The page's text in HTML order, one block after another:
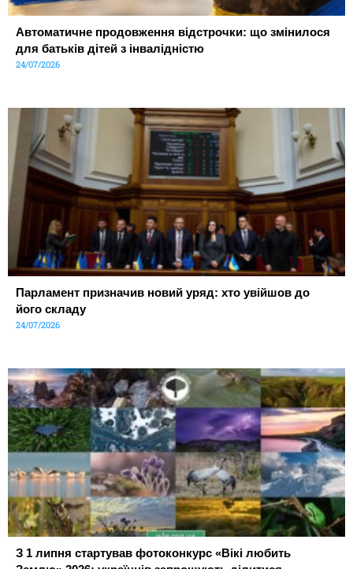
Автоматичне продовження відстрочки: що змінилося
для батьків дітей з інвалідністю
24/07/2026
Парламент призначив новий уряд: хто увійшов до
його складу
24/07/2026
З 1 липня стартував фотоконкурс «Вікі любить